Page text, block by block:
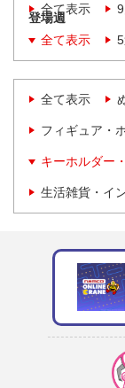
全て表示
登場週
全て表示
全て表示
フィギュア・
キーホルダー
生活雑貨・イ